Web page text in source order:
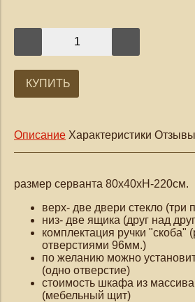
КУПИТЬ
Описание Характеристики Отзывы
размер серванта 80х40хН-220см.
верх- две двери стекло (три
низ- две ящика (друг над
комплектация ручки "скоба"
отверстиями 96мм.)
по желанию можно
(одно отверстие)
стоимость шкафа из
(мебельный щит)